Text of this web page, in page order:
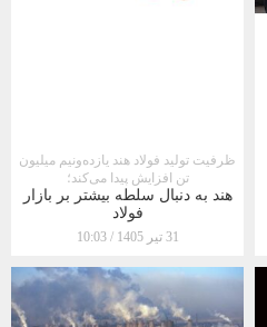
ظرفیت تولید فولاد هند یازده‌ونیم میلیون
تن افزایش پیدا می‌کند؛
هند به دنبال سلطه بیشتر بر بازار
فولاد
31 تیر 1405 10:03